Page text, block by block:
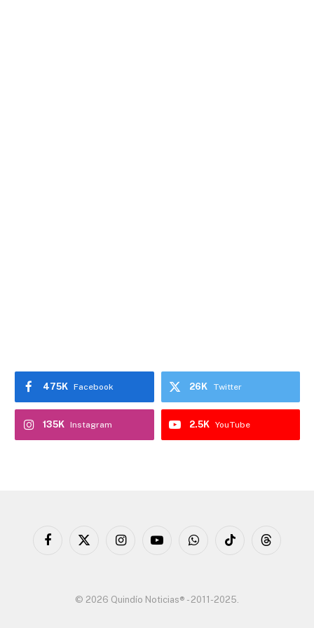
Facebook
475K Twitter
26K
Instagram
135K YouTube
2.5K
Facebook
X
InstagramYouTubeWhatsAppTikTok Threads
© 2026 Quindío Noticias® - 2011-2025.